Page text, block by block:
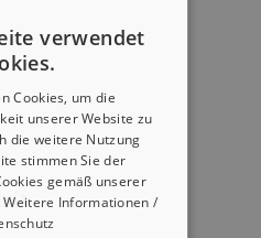
verwendet
Cookies, um die
unserer Website zu
die weitere Nutzung
stimmen Sie der
gemäß unserer
Weitere Informationen /